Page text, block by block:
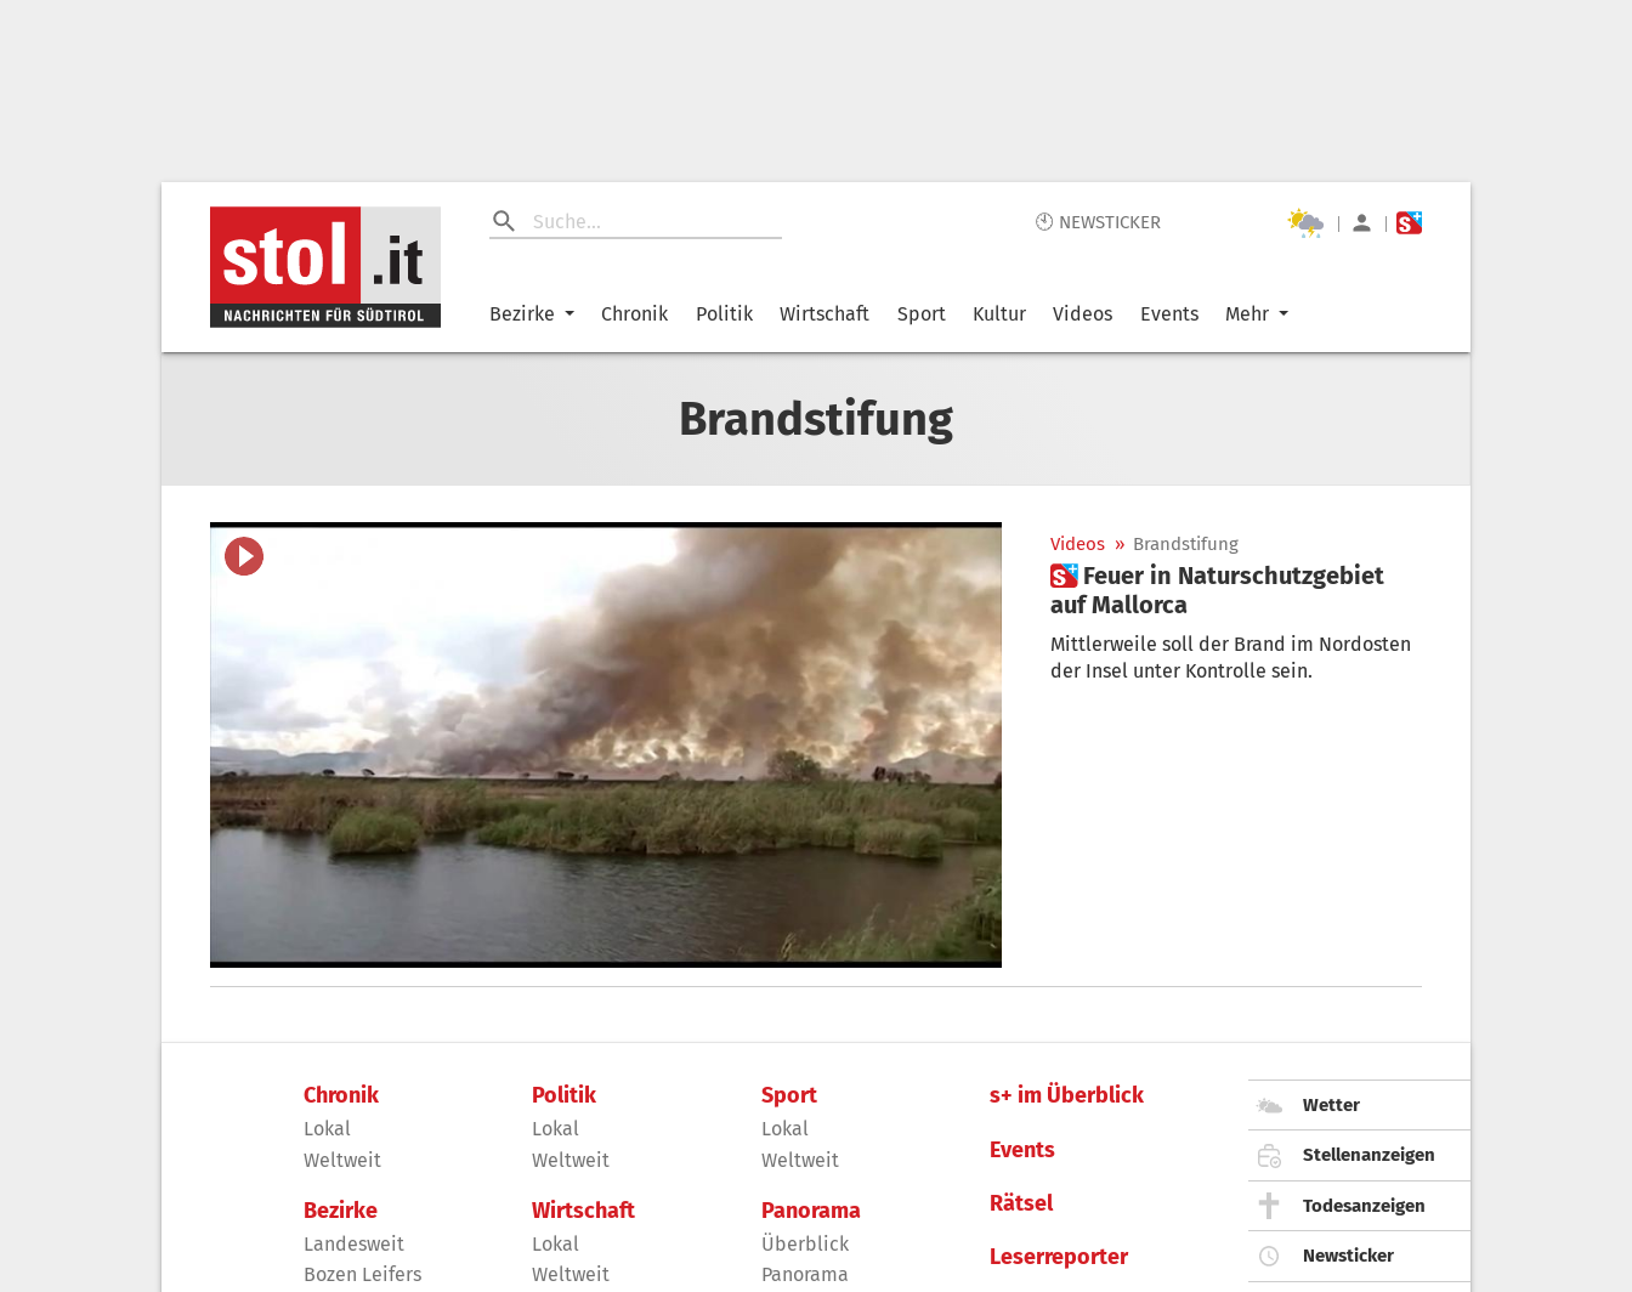
🕙 NEWSTICKER | |
Bezirke Chronik Politik Wirtschaft Sport Kultur Videos Events Mehr
Brandstifung
Videos » Brandstifung
 Feuer in Naturschutzgebiet
auf Mallorca
Mittlerweile soll der Brand im Nordosten
der Insel unter Kontrolle sein.
Chronik
Lokal
Weltweit
Bezirke
Landesweit
Bozen Leifers
Politik
Lokal
Weltweit
Wirtschaft
Lokal
Weltweit
Sport
Lokal
Weltweit
Panorama
Überblick
Panorama
s+ im Überblick
Events
Rätsel
Leserreporter
Wetter
Stellenanzeigen
Todesanzeigen
Newsticker